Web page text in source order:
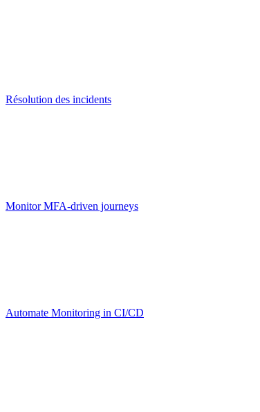
Résolution des incidents
Monitor MFA-driven journeys
Automate Monitoring in CI/CD